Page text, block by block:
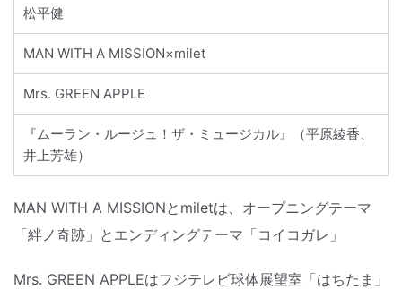
松平健
MAN WITH A MISSION×milet
Mrs. GREEN APPLE
『ムーラン・ルージュ！ザ・ミュージカル』（平原綾香、
井上芳雄）
MAN WITH A MISSIONとmiletは、オープニングテーマ
「絆ノ奇跡」とエンディングテーマ「コイコガレ」
Mrs. GREEN APPLEはフジテレビ球体展望室「はちたま」